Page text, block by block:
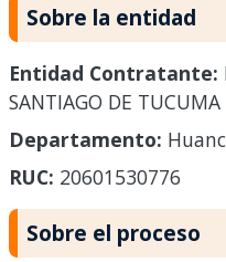
Sobre la entidad
Entidad Contratante:
SANTIAGO DE TUCUMA
Departamento:
RUC: 20601530776
Sobre el proceso